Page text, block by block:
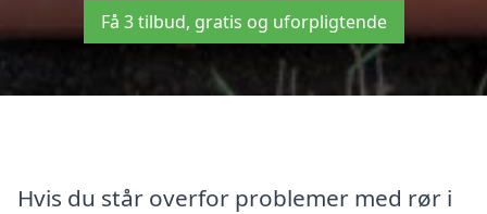
Få 3 tilbud, gratis og uforpligtende
Hvis du står overfor problemer med rør i